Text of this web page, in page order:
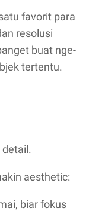
favorit para
resolusi
buat nge-
tertentu.
aesthetic:
biar fokus